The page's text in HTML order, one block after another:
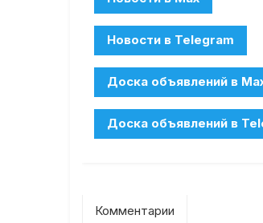
Комментарии